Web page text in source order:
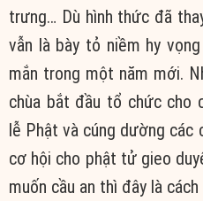
trưng… Dù hình thức đã
vẫn là bày tỏ niềm hy
mắn trong một năm mới.
chùa bắt đầu tổ chức cho
lễ Phật và cúng dường các
cơ hội cho phật tử gieo
muốn cầu an thì đây là